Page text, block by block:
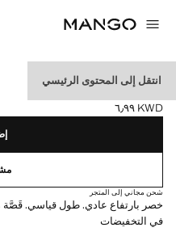
انتقل إلى المحتوى الرئيسي
سرال إلى الركبة جينز
السعر الحالي [KWD ٦٫٩٩ ]
KWD ٦٫٩٩
حدد اللون
شحن مجاني إلى المتجر
خصر بارتفاع عادي. طول قياسي.
في التخفيضات